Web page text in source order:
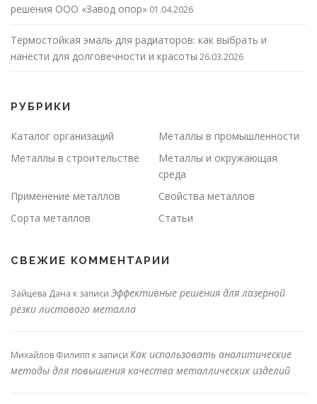
решения ООО «Завод опор» 01.04.2026
Термостойкая эмаль для радиаторов: как выбрать и
нанести для долговечности и красоты 26.03.2026
РУБРИКИ
Каталог организаций
Металлы в промышленности
Металлы в строительстве
Металлы и окружающая
среда
Применение металлов
Свойства металлов
Сорта металлов
Статьи
СВЕЖИЕ КОММЕНТАРИИ
Зайцева Дана к записи Эффективные решения для лазерной
резки листового металла
Михайлов Филипп к записи Как использовать аналитические
методы для повышения качества металлических изделий